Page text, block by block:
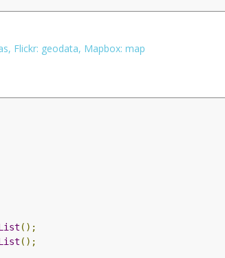
Flickr: geodata, Mapbox: map
();
();